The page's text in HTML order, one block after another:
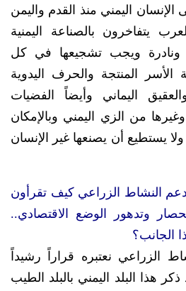
اليمني منذ القدم واليمن
يتفاخرون بالصناعة اليمنية
ونادرة ويجب تشجيعها في كل
المنتجة والحرف اليدوية
اليماني وأيضاً الفضيات
من الزي اليمني وبالإمكان
يستطيع أن يصنعها غير الإنسان
النشاط الزراعي كيف تقرأون
وتدهور الوضع الاقتصادي..
الجانب؟
الزراعي نعتبره قراراً رشيداً
هذا البلد اليمني بالبلد الطيب